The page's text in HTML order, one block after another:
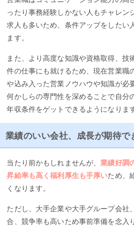
ったり事務経験しかない人もチャレン
求人も多いため、条件アップをしたい
ます。
また、より高度な知識や資格取得、技
件の仕事にも就けるため、現在営業職
や込み入った営業ノウハウや知識が必
何かしらの専門性を深めることで自分
年収条件をゲットできるようになりま
業績のいい会社、成長が期待で
当たり前かもしれませんが、業績好調
昇給率も高く福利厚生も手厚いため、
くなります。
ただし、大手企業や大手グループ会社
合、競争率も高いため事前準備を念入